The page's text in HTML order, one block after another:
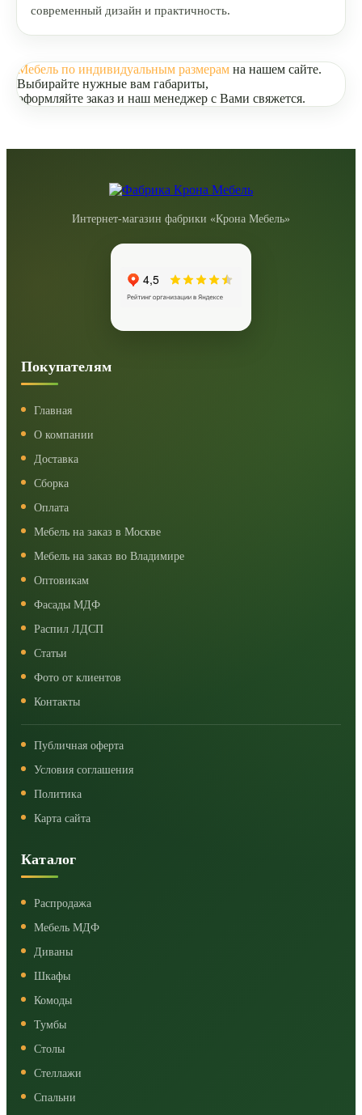
современный дизайн и практичность.
Мебель по индивидуальным размерам на нашем сайте.
Выбирайте нужные вам габариты,
оформляйте заказ и наш менеджер с Вами свяжется.
Интернет-магазин фабрики «Крона Мебель»
Покупателям
Главная
О компании
Доставка
Сборка
Оплата
Мебель на заказ в Москве
Мебель на заказ во Владимире
Оптовикам
Фасады МДФ
Распил ЛДСП
Статьи
Фото от клиентов
Контакты
Публичная оферта
Условия соглашения
Политика
Карта сайта
Каталог
Распродажа
Мебель МДФ
Диваны
Шкафы
Комоды
Тумбы
Столы
Стеллажи
Спальни